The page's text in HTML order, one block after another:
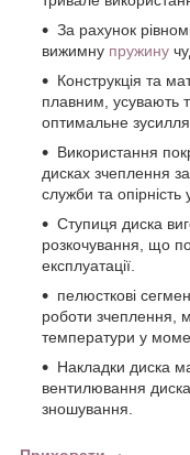
За рахунок
вижимну пружину
Конструкція та
плавним, усувають
оптимальне
Використання
дисках зчеплення
служби та
Ступиця диска
розкочування, що
експлуатації.
пелюсткові
роботи зчеплення,
температури у
Накладки диска
вентилювання
зношування.